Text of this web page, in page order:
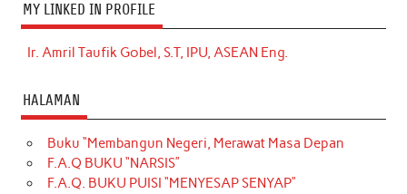
MY LINKED IN PROFILE
Ir. Amril Taufik Gobel, S.T, IPU, ASEAN Eng.
HALAMAN
Buku “Membangun Negeri, Merawat Masa Depan
F.A.Q BUKU “NARSIS”
F.A.Q. BUKU PUISI “MENYESAP SENYAP”